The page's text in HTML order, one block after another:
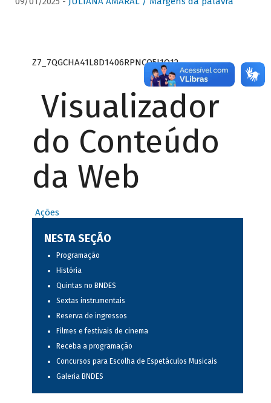
Z7_7QGCHA41L8D1406RPNCQ5J1O12
Visualizador
do Conteúdo
da Web
Ações
NESTA SEÇÃO
Programação
História
Quintas no BNDES
Sextas instrumentais
Reserva de ingressos
Filmes e festivais de cinema
Receba a programação
Concursos para Escolha de Espetáculos Musicais
Galeria BNDES